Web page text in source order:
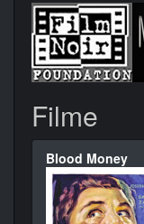
Filme
Blood Money